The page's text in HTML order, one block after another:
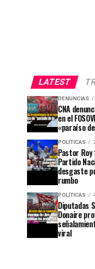
LATEST
DENUNCIAS
CNA
en el
«paraíso
POLÍTICAS
Pastor
Partido
desgaste
rumbo
POLÍTICAS
Diputadas
Donaire
viral